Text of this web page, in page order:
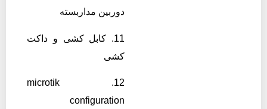
دوربین مداربسته
11. کابل کشی و داکت
کشی
12. microtik
configuration